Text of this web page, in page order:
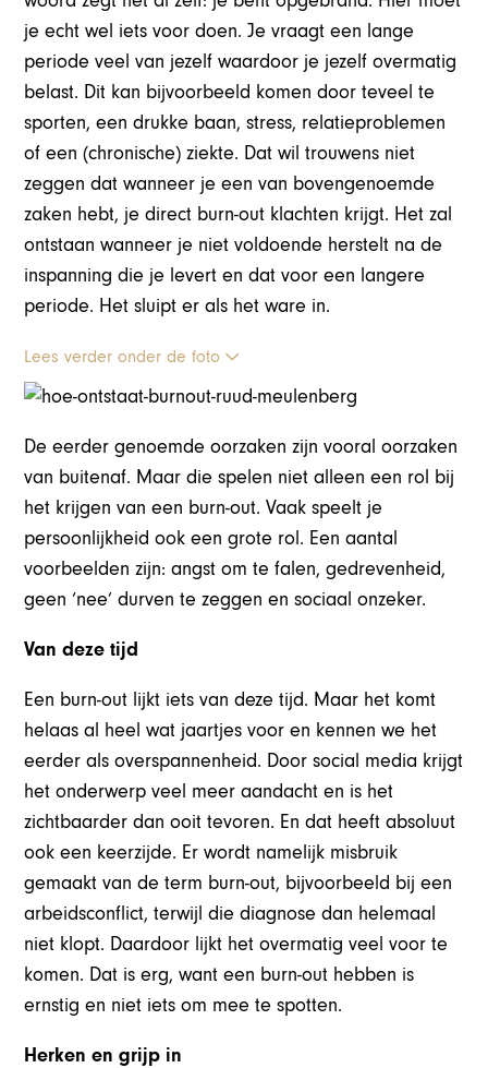
je echt wel iets voor doen. Je vraagt een lange
periode veel van jezelf waardoor je jezelf overmatig
belast. Dit kan bijvoorbeeld komen door teveel te
sporten, een drukke baan, stress, relatieproblemen
of een (chronische) ziekte. Dat wil trouwens niet
zeggen dat wanneer je een van bovengenoemde
zaken hebt, je direct burn-out klachten krijgt. Het zal
ontstaan wanneer je niet voldoende herstelt na de
inspanning die je levert en dat voor een langere
periode. Het sluipt er als het ware in.
Lees verder onder de foto
De eerder genoemde oorzaken zijn vooral oorzaken
van buitenaf. Maar die spelen niet alleen een rol bij
het krijgen van een burn-out. Vaak speelt je
persoonlijkheid ook een grote rol. Een aantal
voorbeelden zijn: angst om te falen, gedrevenheid,
geen ‘nee’ durven te zeggen en sociaal onzeker.
Van deze tijd
Een burn-out lijkt iets van deze tijd. Maar het komt
helaas al heel wat jaartjes voor en kennen we het
eerder als overspannenheid. Door social media krijgt
het onderwerp veel meer aandacht en is het
zichtbaarder dan ooit tevoren. En dat heeft absoluut
ook een keerzijde. Er wordt namelijk misbruik
gemaakt van de term burn-out, bijvoorbeeld bij een
arbeidsconflict, terwijl die diagnose dan helemaal
niet klopt. Daardoor lijkt het overmatig veel voor te
komen. Dat is erg, want een burn-out hebben is
ernstig en niet iets om mee te spotten.
Herken en grijp in